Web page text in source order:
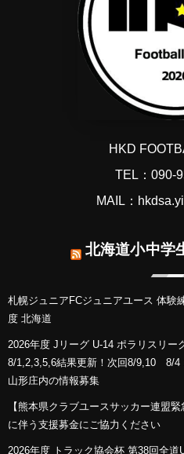
HKD
TEL：090-
MAIL：
北海道小中学
札幌ジュニアFCジュニアユース 体験
度 北海道
2026年度 Jリーグ U-14 ポラリスリー
8/1,2,3,5,6結果更新！次回8/9,10 8/4
山形庄内の情報募集
【熊本県クラブユースサッカー連盟
に伴う支援募金にご協力ください
2026年度 トラック協会杯 第38回全